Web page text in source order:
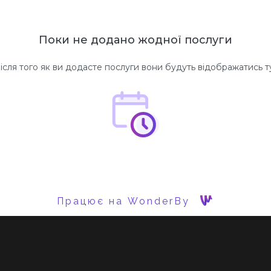
Поки не додано жодної послуги
того як ви додасте послуги вони будуть відображатись
Працює на WonderBy